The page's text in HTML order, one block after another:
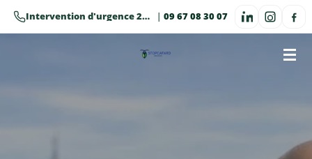
Intervention d'urgence 24h/24 · 7j/7 | 09 67 08 30 07
Passer
au